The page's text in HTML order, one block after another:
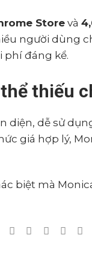
Store và
người dùng
phí đáng kể.
thiếu
diện, dễ sử
giá hợp lý,
biệt mà